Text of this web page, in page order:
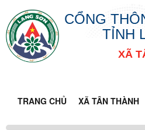
CỔNG
TỈNH
XÃ
TRANG CHỦ XÃ TÂN THÀNH